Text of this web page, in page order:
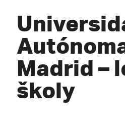
Madrid –
školy